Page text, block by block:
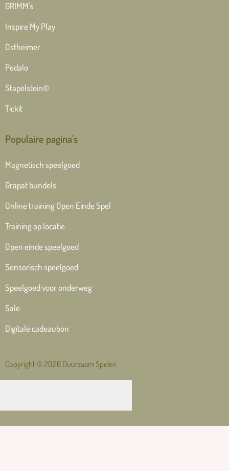
GRIMM's
Inspire My Play
Ostheimer
Pedalo
Stapelstein®
Tickit
Populaire pagina's
Magnetisch speelgoed
Grapat bundels
Online training Open Einde Spel
Training op locatie
Open einde speelgoed
Sensorisch speelgoed
Speelgoed voor onderweg
Sale
Digitale cadeaubon
Copyright © 2026 Duurzaam Spelen